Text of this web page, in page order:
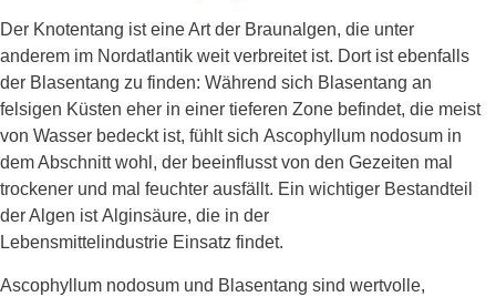
Der Knotentang ist eine Art der Braunalgen, die unter
anderem im Nordatlantik weit verbreitet ist. Dort ist ebenfalls
der Blasentang zu finden: Während sich Blasentang an
felsigen Küsten eher in einer tieferen Zone befindet, die meist
von Wasser bedeckt ist, fühlt sich Ascophyllum nodosum in
dem Abschnitt wohl, der beeinflusst von den Gezeiten mal
trockener und mal feuchter ausfällt. Ein wichtiger Bestandteil
der Algen ist Alginsäure, die in der
Lebensmittelindustrie Einsatz findet.
Ascophyllum nodosum und Blasentang sind wertvolle,